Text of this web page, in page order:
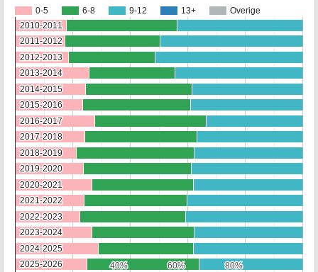
0-5 6-8 9-12 13+ Overige
40%
40% 60%
60% 80%
80%
2010-2011
2010-2011
2011-2012
2011-2012
2012-2013
2012-2013
2013-2014
2013-2014
2014-2015
2014-2015
2015-2016
2015-2016
2016-2017
2016-2017
2017-2018
2017-2018
2018-2019
2018-2019
2019-2020
2019-2020
2020-2021
2020-2021
2021-2022
2021-2022
2022-2023
2022-2023
2023-2024
2023-2024
2024-2025
2024-2025
2025-2026
2025-2026